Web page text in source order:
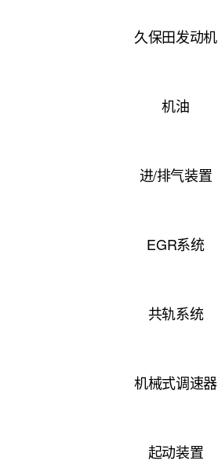
久保田发动机
机油
进/排气装置
EGR系统
共轨系统
机械式调速器
起动装置